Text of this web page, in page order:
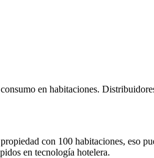
en habitaciones.
con 100 habitaciones, eso
en tecnología hotelera.